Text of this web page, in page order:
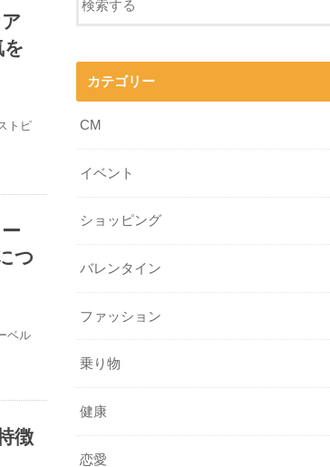
トピ
つ
ベル
徴
カテゴリー
CM
イベント
ショッピング
バレンタイン
ファッション
乗り物
健康
恋愛